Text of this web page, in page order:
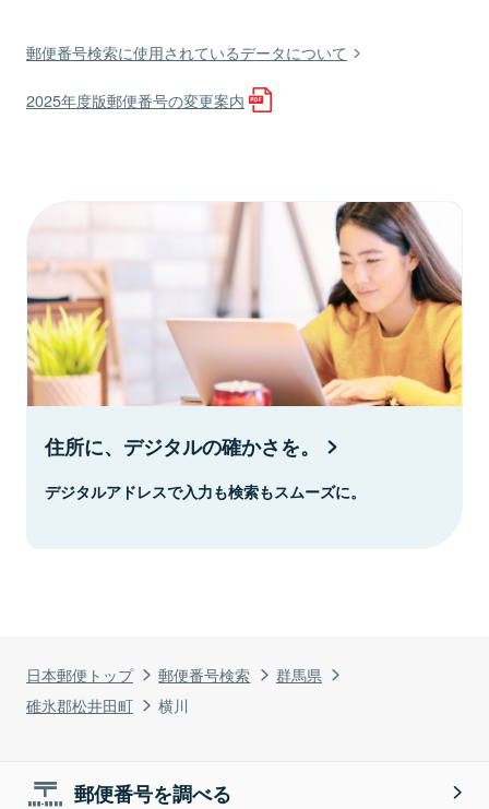
日本郵便トップ 郵便番号検索
群馬県
碓氷郡松井田町
横川
郵便番号検索に使用されているデータについて
2025年度版郵便番号の変更案内
住所に、デジタルの確かさを。
デジタルアドレスで入力も検索もスムーズに。
郵便番号を調べる